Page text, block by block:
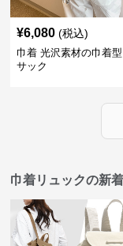
¥6,080 (税込)
巾着 光沢素材の巾着
サック
巾着リュックの新